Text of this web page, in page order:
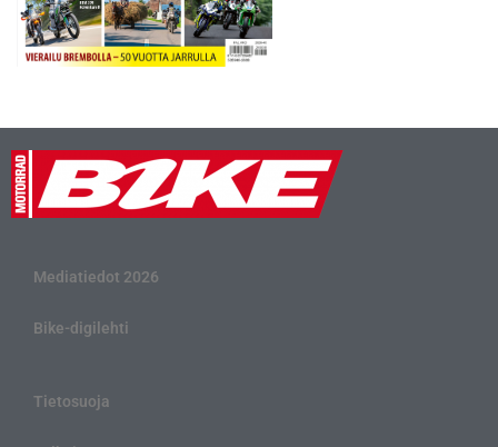
Mediatiedot 2026
Bike-digilehti
Tietosuoja